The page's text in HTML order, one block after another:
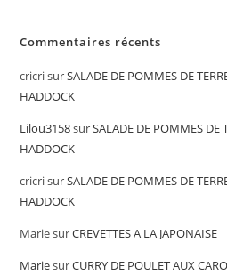
Commentaires récents
cricrisurSALADE DE POMMES DE
HADDOCK
Lilou3158surSALADE DE POMMES DE
HADDOCK
cricrisurSALADE DE POMMES DE
HADDOCK
MariesurCREVETTES A LA JAPONAISE
MariesurCURRY DE POULET AUX